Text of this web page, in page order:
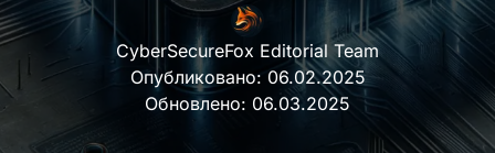
CyberSecureFox Editorial Team
Опубликовано: 06.02.2025
Обновлено: 06.03.2025